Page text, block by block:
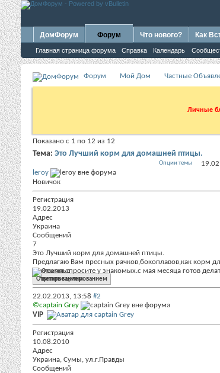
ДомФорум Форум
Главная страница форума Справка Календарь
Что нового? Как
Форум Мой Дом Частные
Личные
Показано с 1 по 12 из 12
Тема: Это Лучший корм для домашней птицы.
Опции темы
leroy
Новичок
Регистрация
19.02.2013
Адрес
Украина
Сообщений
7
Это Лучший корм для домашней птицы.
Предлагаю Вам пресных рачков,бокоплавов,как корм
или сами спросите у знакомых.с мая месяца готов
Ответить с цитированием
22.02.2013, 13:58 #2
©captain Grey
VIP
Регистрация
10.08.2010
Адрес
Украина, Сумы, ул.г.Правды
Сообщений